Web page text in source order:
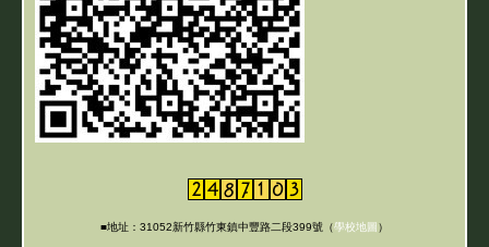
■地址：31052新竹縣竹東鎮中豐路二段399號（學校地圖 ）